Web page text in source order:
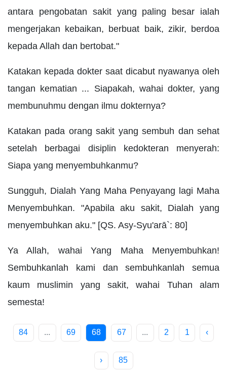
antara pengobatan sakit yang paling besar ialah
mengerjakan kebaikan, berbuat baik, zikir, berdoa
kepada Allah dan bertobat."
Katakan kepada dokter saat dicabut nyawanya oleh
tangan kematian ... Siapakah, wahai dokter, yang
membunuhmu dengan ilmu dokternya?
Katakan pada orang sakit yang sembuh dan sehat
setelah berbagai disiplin kedokteran menyerah:
Siapa yang menyembuhkanmu?
Sungguh, Dialah Yang Maha Penyayang lagi Maha
Menyembuhkan. "Apabila aku sakit, Dialah yang
menyembuhkan aku." [QS. Asy-Syu'arā`: 80]
Ya Allah, wahai Yang Maha Menyembuhkan!
Sembuhkanlah kami dan sembuhkanlah semua
kaum muslimin yang sakit, wahai Tuhan alam
semesta!
‹
1
2
...
67
68
69
...
84
85
›